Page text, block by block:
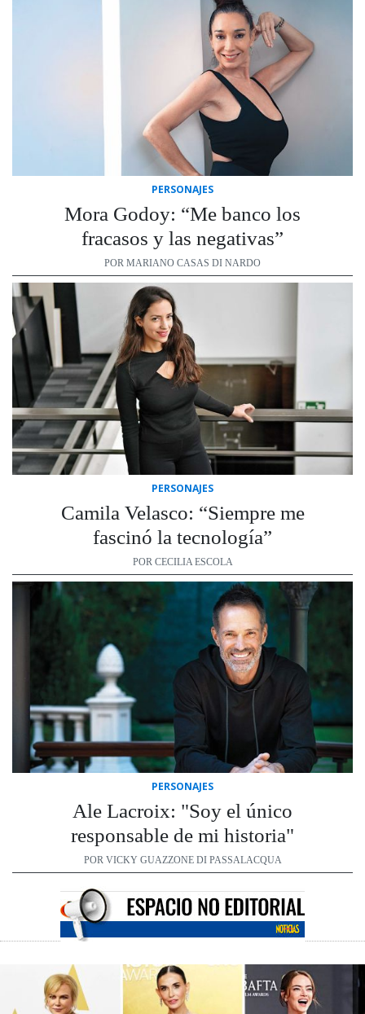
PERSONAJES
Mora Godoy: “Me banco los
fracasos y las negativas”
POR MARIANO CASAS DI NARDO
PERSONAJES
Camila Velasco: “Siempre me
fascinó la tecnología”
POR CECILIA ESCOLA
PERSONAJES
Ale Lacroix: "Soy el único
responsable de mi historia"
POR VICKY GUAZZONE DI PASSALACQUA